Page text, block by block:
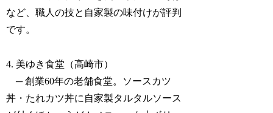
など、職人の技と自家製の味付けが評判
です。
4. 美ゆき食堂（高崎市）
─ 創業60年の老舗食堂。ソースカツ
丼・たれカツ丼に自家製タルタルソース